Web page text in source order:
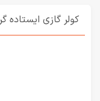
کولر گازی ایستاده